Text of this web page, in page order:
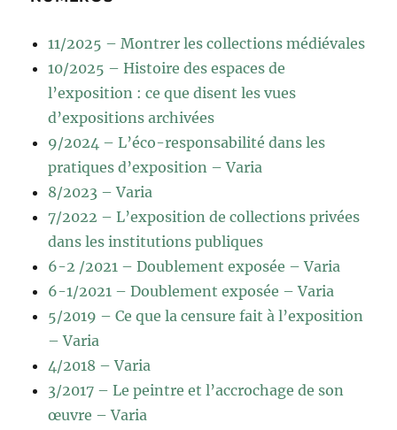
11/2025 – Montrer les collections médiévales
10/2025 – Histoire des espaces de
l’exposition : ce que disent les vues
d’expositions archivées
9/2024 – L’éco-responsabilité dans les
pratiques d’exposition – Varia
8/2023 – Varia
7/2022 – L’exposition de collections privées
dans les institutions publiques
6-2 /2021 – Doublement exposée – Varia
6-1/2021 – Doublement exposée – Varia
5/2019 – Ce que la censure fait à l’exposition
– Varia
4/2018 – Varia
3/2017 – Le peintre et l’accrochage de son
œuvre – Varia